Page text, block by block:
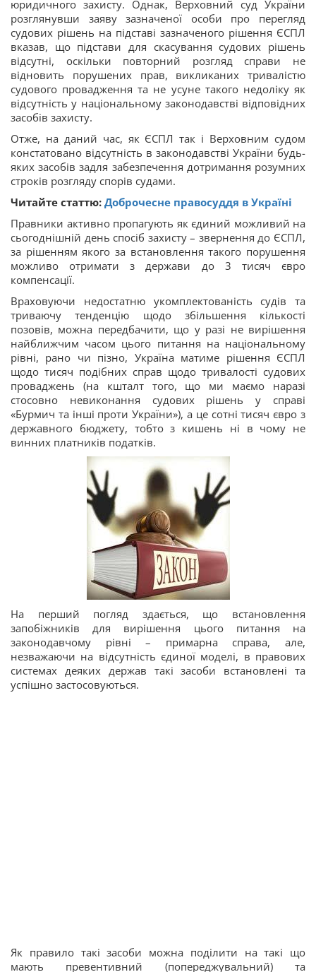
юридичного захисту. Однак, Верховний суд України
розглянувши заяву зазначеної особи про перегляд
судових рішень на підставі зазначеного рішення ЄСПЛ
вказав, що підстави для скасування судових рішень
відсутні, оскільки повторний розгляд справи не
відновить порушених прав, викликаних тривалістю
судового провадження та не усуне такого недоліку як
відсутність у національному законодавстві відповідних
засобів захисту.
Отже, на даний час, як ЄСПЛ так і Верховним судом
констатовано відсутність в законодавстві України будь-
яких засобів задля забезпечення дотримання розумних
строків розгляду спорів судами.
Читайте статтю: Доброчесне правосуддя в Україні
Правники активно пропагують як єдиний можливий на
сьогоднішній день спосіб захисту – звернення до ЄСПЛ,
за рішенням якого за встановлення такого порушення
можливо отримати з держави до 3 тисяч євро
компенсації.
Враховуючи недостатню укомплектованість судів та
триваючу тенденцію щодо збільшення кількості
позовів, можна передбачити, що у разі не вирішення
найближчим часом цього питання на національному
рівні, рано чи пізно, Україна матиме рішення ЄСПЛ
щодо тисяч подібних справ щодо тривалості судових
проваджень (на кшталт того, що ми маємо наразі
стосовно невиконання судових рішень у справі
«Бурмич та інші проти України»), а це сотні тисяч євро з
державного бюджету, тобто з кишень ні в чому не
винних платників податків.
На перший погляд здається, що встановлення
запобіжників для вирішення цього питання на
законодавчому рівні – примарна справа, але,
незважаючи на відсутність єдиної моделі, в правових
системах деяких держав такі засоби встановлені та
успішно застосовуються.
Як правило такі засоби можна поділити на такі що
мають превентивний (попереджувальний) та